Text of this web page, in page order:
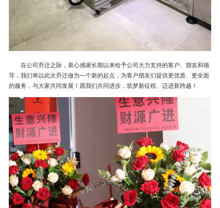
在公司乔迁之际，衷心感谢长期以来给予公司大力支持的客户、朋友和领
导，我们将以此次乔迁做为一个新的起点，为客户朋友们提供更优质、更全面
的服务，与大家共同发展！愿我们共同进步，筑梦新征程、迈进新跨越！